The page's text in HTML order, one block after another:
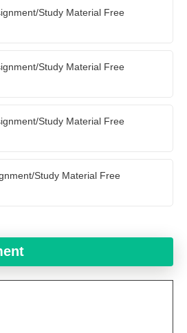
Study Material Free
Study Material Free
Study Material Free
Study Material Free